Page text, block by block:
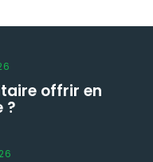
offrir en
?